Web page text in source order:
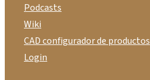
Podcasts
Wiki
CAD configurador de productos
Login